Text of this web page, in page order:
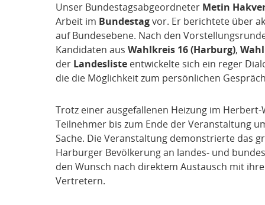
Unser Bundestagsabgeordneter Metin
Arbeit im Bundestagvor. Er berichtete über
auf Bundesebene. Nach den
Kandidaten aus Wahlkreis 16 (Harburg),
der Landesliste entwickelte sich ein reger
die die Möglichkeit zum persönlichen
Trotz einer ausgefallenen Heizung im
Teilnehmer bis zum Ende der Veranstaltung
Sache. Die Veranstaltung demonstrierte das
Harburger Bevölkerung an landes- und
den Wunsch nach direktem Austausch mit
Vertretern.